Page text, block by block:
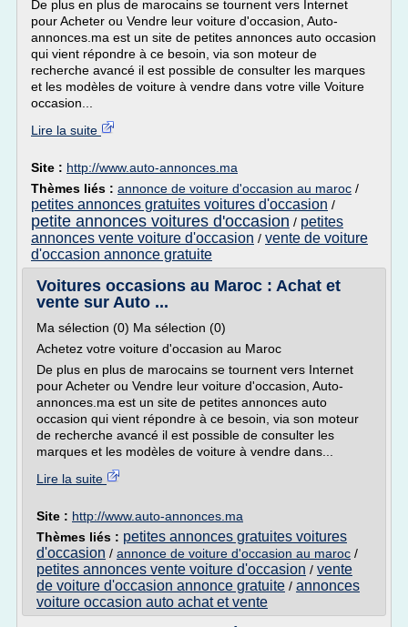
De plus en plus de marocains se tournent vers Internet
pour Acheter ou Vendre leur voiture d'occasion, Auto-
annonces.ma est un site de petites annonces auto occasion
qui vient répondre à ce besoin, via son moteur de
recherche avancé il est possible de consulter les marques
et les modèles de voiture à vendre dans votre ville Voiture
occasion...
Lire la suite
Site : http://www.auto-annonces.ma
Thèmes liés : annonce de voiture d'occasion au maroc /
petites annonces gratuites voitures d'occasion /
petite annonces voitures d'occasion / petites
annonces vente voiture d'occasion / vente de voiture
d'occasion annonce gratuite
Voitures occasions au Maroc : Achat et
vente sur Auto ...
Ma sélection (0) Ma sélection (0)
Achetez votre voiture d'occasion au Maroc
De plus en plus de marocains se tournent vers Internet
pour Acheter ou Vendre leur voiture d'occasion, Auto-
annonces.ma est un site de petites annonces auto
occasion qui vient répondre à ce besoin, via son moteur
de recherche avancé il est possible de consulter les
marques et les modèles de voiture à vendre dans...
Lire la suite
Site : http://www.auto-annonces.ma
Thèmes liés : petites annonces gratuites voitures
d'occasion / annonce de voiture d'occasion au maroc /
petites annonces vente voiture d'occasion / vente
de voiture d'occasion annonce gratuite / annonces
voiture occasion auto achat et vente